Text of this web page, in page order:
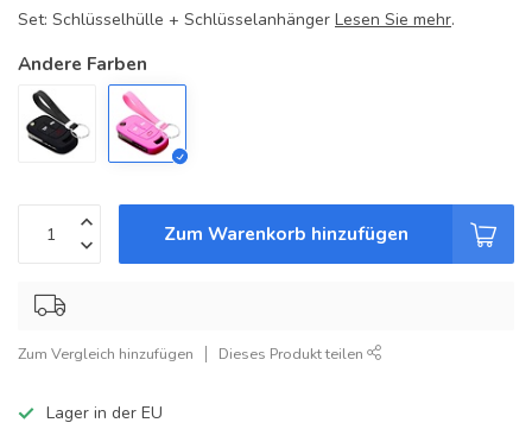
Set: Schlüsselhülle + Schlüsselanhänger Lesen Sie mehr.
Andere Farben
Zum Warenkorb hinzufügen
Zum Vergleich hinzufügen Dieses Produkt teilen
Lager in der EU